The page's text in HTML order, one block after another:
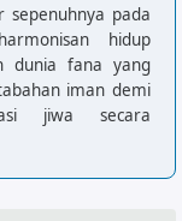
sepenuhnya pada
hidup
dunia fana yang
iman demi
jiwa secara